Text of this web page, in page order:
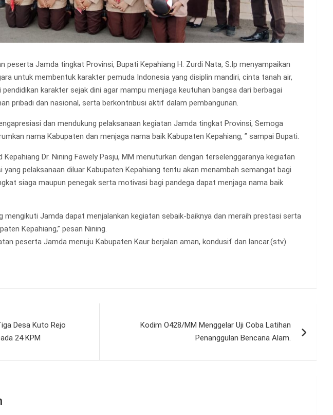
peserta Jamda tingkat Provinsi, Bupati Kepahiang H. Zurdi Nata, S.Ip menyampaikan
untuk membentuk karakter pemuda Indonesia yang disiplin mandiri, cinta tanah air,
karakter sejak dini agar mampu menjaga keutuhan bangsa dari berbagai
pribadi dan nasional, serta berkontribusi aktif dalam pembangunan.
dan mendukung pelaksanaan kegiatan Jamda tingkat Provinsi, Semoga
nama Kabupaten dan menjaga nama baik Kabupaten Kepahiang, ” sampai Bupati.
Kepahiang Dr. Nining Fawely Pasju, MM menuturkan dengan terselenggaranya kegiatan
pelaksanaan diluar Kabupaten Kepahiang tentu akan menambah semangat bagi
siaga maupun penegak serta motivasi bagi pandega dapat menjaga nama baik
mengikuti Jamda dapat menjalankan kegiatan sebaik-baiknya dan meraih prestasi serta
Kepahiang,” pesan Nining.
peserta Jamda menuju Kabupaten Kaur berjalan aman, kondusif dan lancar.(stv).
Desa Kuto Rejo
24 KPM
Kodim O428/MM Menggelar Uji Coba Latihan
Penanggulan Bencana Alam.